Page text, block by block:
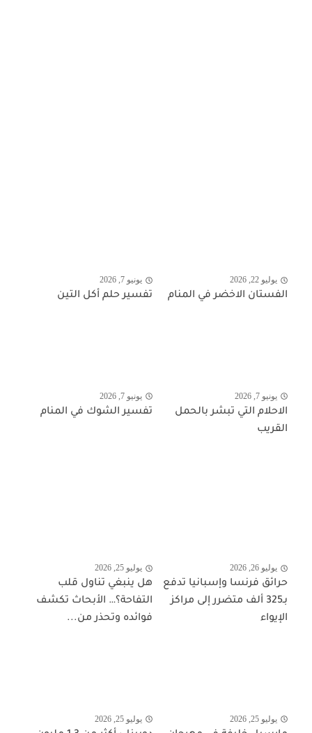
يوليو 22, 2026
الفستان الاخضر في المنام
يونيو 7, 2026
تفسير حلم أكل التين
يونيو 7, 2026
الاحلام التي تبشر بالحمل
القريب
يونيو 7, 2026
تفسير الشوك في المنام
يوليو 26, 2026
حرائق فرنسا وإسبانيا تدفع
بـ325 ألف متضرر إلى مراكز
الإيواء
يوليو 25, 2026
هل ينبغي تناول قلب
التفاحة؟… الأبحاث تكشف
فوائده وتحذر من...
يوليو 25, 2026 يوليو 25, 2026